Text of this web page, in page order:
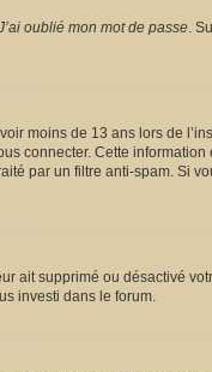
oublié mon mot de passe.
moins de 13 ans lors de
connecter. Cette
par un filtre anti-spam. Si
ait supprimé ou désactivé
investi dans le forum.